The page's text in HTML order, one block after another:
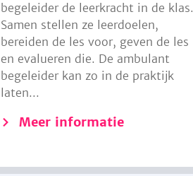
begeleider de leerkracht in de klas.
Samen stellen ze leerdoelen,
bereiden de les voor, geven de les
en evalueren die. De ambulant
begeleider kan zo in de praktijk
laten...
Meer informatie